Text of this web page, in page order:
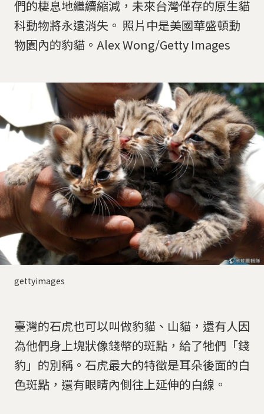
們的棲息地繼續縮減，未來台灣僅存的原生貓
科動物將永遠消失。 照片中是美國華盛頓動
物園內的豹貓。Alex Wong/Getty Images
gettyimages
臺灣的石虎也可以叫做豹貓、山貓，還有人因
為他們身上塊狀像錢幣的斑點，給了牠們「錢
豹」的別稱。石虎最大的特徵是耳朵後面的白
色斑點，還有眼睛內側往上延伸的白線。